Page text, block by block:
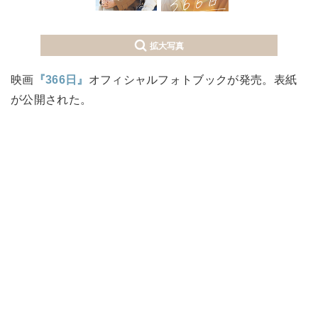
拡大写真
映画 『366日』 オフィシャルフォトブックが発売。表紙
が公開された。